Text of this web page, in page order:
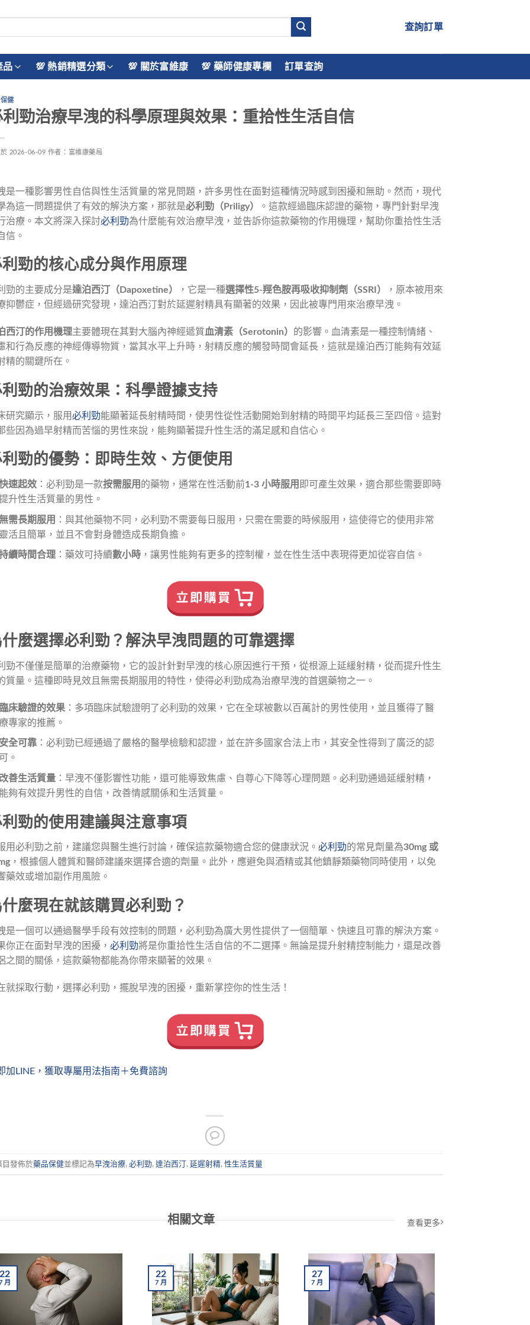
查詢訂單
品 💯 熱銷精選分類 💯 關於富維康 💯 藥師健康專欄 訂單查詢
健
勁治療早洩的科學原理與效果：重拾性生活自信
2026-06-09 作者： 富維康藥局
是一種影響男性自信與性生活質量的常見問題，許多男性在面對這種情況時感到困擾和無助。然而，現代
為這一問題提供了有效的解決方案，那就是必利勁（Priligy）
。這款經過臨床認證的藥物，專門針對早洩
治療。本文將深入探討必利勁為什麼能有效治療早洩，並告訴你這款藥物的作用機理，幫助你重拾性生活
信。
勁的核心成分與作用原理
勁的主要成分是達泊西汀（Dapoxetine） ，它是一種選擇性5-羥色胺再吸收抑制劑（SSRI）
，原本被用來
抑鬱症，但經過研究發現，達泊西汀對於延遲射精具有顯著的效果，因此被專門用來治療早洩。
西汀的作用機理主要體現在其對大腦內神經遞質 血清素（Serotonin）
的影響。血清素是一種控制情緒、
和行為反應的神經傳導物質，當其水平上升時，射精反應的觸發時間會延長，這就是達泊西汀能夠有效延
精的關鍵所在。
勁的治療效果：科學證據支持
研究顯示，服用必利勁能顯著延長射精時間，使男性從性活動開始到射精的時間平均延長三至四倍。這對
些因為過早射精而苦惱的男性來說，能夠顯著提升性生活的滿足感和自信心。
勁的優勢：即時生效、方便使用
速起效 ：必利勁是一款按需服用 的藥物，通常在性活動前1-3 小時服用 即可產生效果，適合那些需要即時
升性生活質量的男性。
需長期服用
：與其他藥物不同，必利勁不需要每日服用，只需在需要的時候服用，這使得它的使用非常
活且簡單，並且不會對身體造成長期負擔。
續時間合理 ：藥效可持續數小時 ，讓男性能夠有更多的控制權，並在性生活中表現得更加從容自信。
麼選擇必利勁？解決早洩問題的可靠選擇
勁不僅僅是簡單的治療藥物，它的設計針對早洩的核心原因進行干預，從根源上延緩射精，從而提升性生
質量。這種即時見效且無需長期服用的特性，使得必利勁成為治療早洩的首選藥物之一。
床驗證的效果 ：多項臨床試驗證明了必利勁的效果，它在全球被數以百萬計的男性使用，並且獲得了醫
專家的推薦。
全可靠 ：必利勁已經通過了嚴格的醫學檢驗和認證，並在許多國家合法上市，其安全性得到了廣泛的認
。
善生活質量 ：早洩不僅影響性功能，還可能導致焦慮、自尊心下降等心理問題。必利勁通過延緩射精，
夠有效提升男性的自信，改善情感關係和生活質量。
勁的使用建議與注意事項
用必利勁之前，建議您與醫生進行討論，確保這款藥物適合您的健康狀況。 必利勁的常見劑量為30mg 或
，根據個人體質和醫師建議來選擇合適的劑量。此外，應避免與酒精或其他鎮靜類藥物同時使用，以免
藥效或增加副作用風險。
麼現在就該購買必利勁？
是一個可以通過醫學手段有效控制的問題，必利勁為廣大男性提供了一個簡單、快速且可靠的解決方案。
你正在面對早洩的困擾， 必利勁將是你重拾性生活自信的不二選擇。無論是提升射精控制能力，還是改善
之間的關係，這款藥物都能為你帶來顯著的效果。
就採取行動，選擇必利勁，擺脫早洩的困擾，重新掌控你的性生活！
加LINE，獲取專屬用法指南＋免費諮詢
目發佈於藥品保健並標記為早洩治療, 必利勁, 達泊西汀 , 延遲射精, 性生活質量
相關文章 查看更多
22
月
22
7 月
27
7 月